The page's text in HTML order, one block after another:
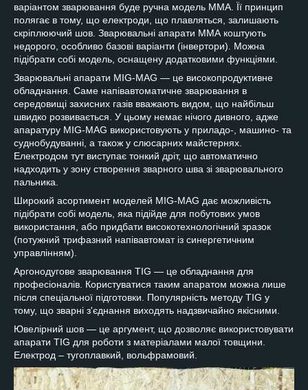
варіантом зварювання буде ручна модель ММА. Її принцип
полягає в тому, що електроди, що плавляться, залишають
скріплюючий шов. Зварювальні апарати ММА коштують
недорого, особливо базові варіанти (інвертори). Можна
підібрати собі модель, оснащену додатковими функціями.
Зварювальні апарати MIG-MAG — це високопродуктивне
обладнання. Саме напівавтоматичне зварювання в
середовищі захисних газів вважають видом, що найбільш
швидко розвивається. У цьому немає нічого дивного, адже
апаратуру MIG-MAG використовують у приладо-, машино- та
суднобудуванні, а також у слюсарних майстернях.
Електродом тут виступає тонкий дріт, що автоматично
надходить у зону створення зварного шва зі зварювального
пальника.
Широкий асортимент моделей MIG-MAG дає можливість
підібрати собі модель, яка підійде для побутових умов
використання, або придбати високотехнологічний зразок
(потужний трифазний напівавтомат із синергетичним
управлінням).
Аргонодугове зварювання TIG — це обладнання для
професіоналів. Користуватися таким апаратом можна лише
після спеціальної підготовки. Популярність методу TIG у
тому, що зварні з'єднання виходять надзвичайно якісними.
Ювелірний шов — це аргумент, що дозволяє використовувати
апарати TIG для роботи з матеріалами малої товщини.
Електрод – тугоплавкий, вольфрамовий.